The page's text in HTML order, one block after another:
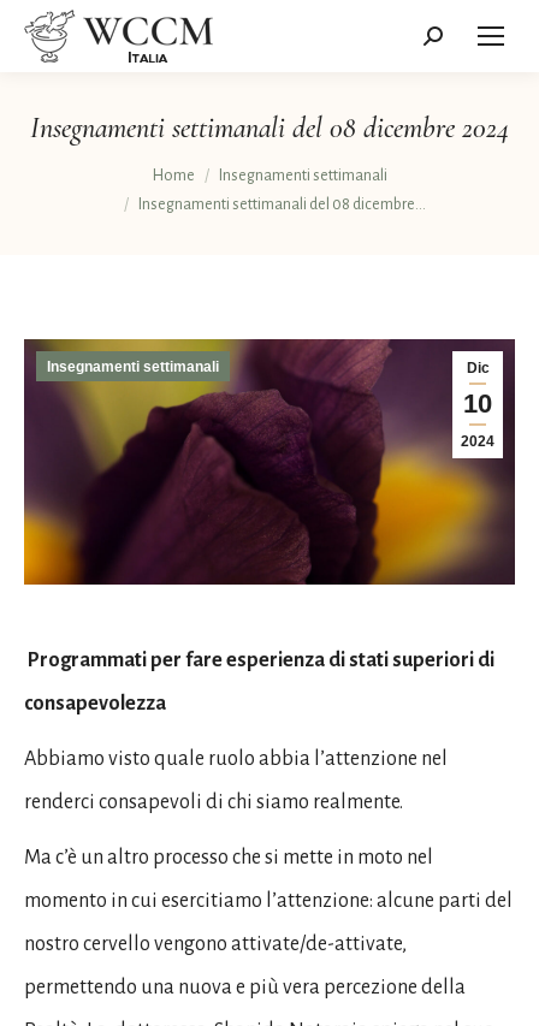
Cerca:
Insegnamenti settimanali del 08 dicembre 2024
Home
Insegnamenti settimanali
Insegnamenti settimanali del 08 dicembre…
Dic
10
2024
Insegnamenti settimanali
Programmati per fare esperienza di stati superiori di
consapevolezza
Abbiamo visto quale ruolo abbia l’attenzione nel
renderci consapevoli di chi siamo realmente.
Ma c’è un altro processo che si mette in moto nel
momento in cui esercitiamo l’attenzione: alcune parti del
nostro cervello vengono attivate/de-attivate,
permettendo una nuova e più vera percezione della